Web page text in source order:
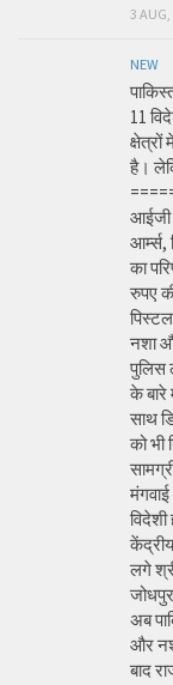
3
NEW
11
है।
आईजी
आर्म्स,
का
रुपए
नशा
पुलिस
के बारे
साथ
को भी
लगे
अब
और
बाद